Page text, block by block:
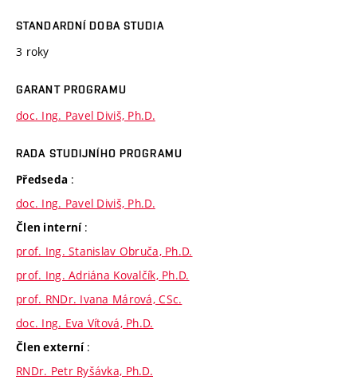
STANDARDNÍ DOBA STUDIA
3 roky
GARANT PROGRAMU
doc. Ing. Pavel Diviš, Ph.D.
RADA STUDIJNÍHO PROGRAMU
Předseda :
doc. Ing. Pavel Diviš, Ph.D.
Člen interní :
prof. Ing. Stanislav Obruča, Ph.D.
prof. Ing. Adriána Kovalčík, Ph.D.
prof. RNDr. Ivana Márová, CSc.
doc. Ing. Eva Vítová, Ph.D.
Člen externí :
RNDr. Petr Ryšávka, Ph.D.